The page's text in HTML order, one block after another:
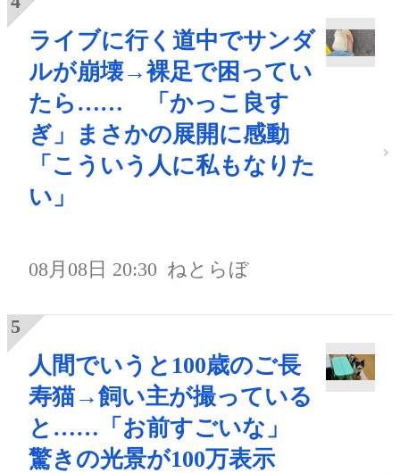
ライブに行く道中でサンダ
ルが崩壊→裸足で困ってい
たら…… 「かっこ良す
ぎ」まさかの展開に感動
「こういう人に私もなりた
い」
08月08日 20:30 ねとらぼ
人間でいうと100歳のご長
寿猫→飼い主が撮っている
と……「お前すごいな」
驚きの光景が100万表示